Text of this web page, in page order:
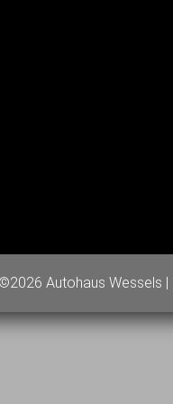
©2026 Autohaus Wessels |